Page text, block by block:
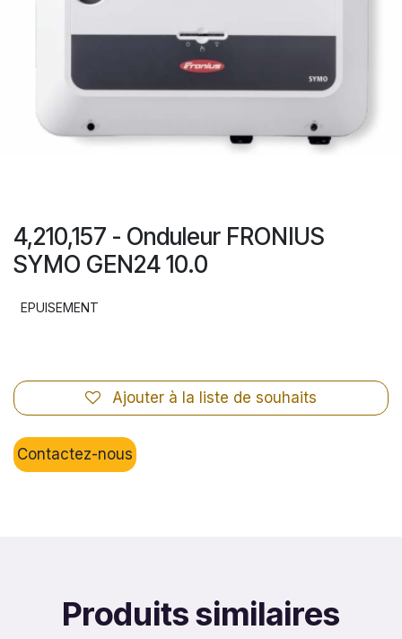
4,210,157 - Onduleur FRONIUS
SYMO GEN24 10.0
EPUISEMENT
Ajouter à la liste de souhaits
Contactez-nous
Produits similaires